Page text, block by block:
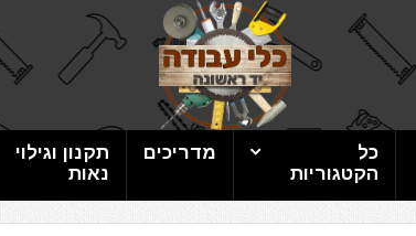
כל
הקטגוריות
מדריכים
תקנון וגילוי
נאות